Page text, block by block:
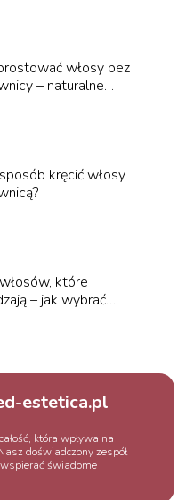
włosy bez
– naturalne
kręcić włosy
które
– jak wybrać
estetica.pl
która wpływa na
doświadczony zespół
świadome